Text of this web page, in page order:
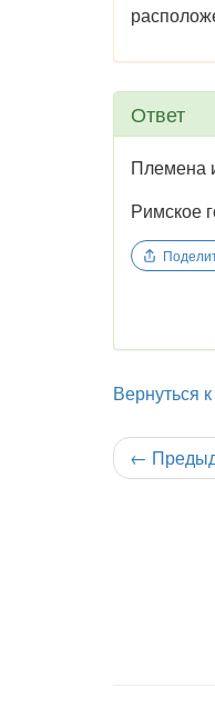
Ответ
Племена
Римское
Вернуться
←